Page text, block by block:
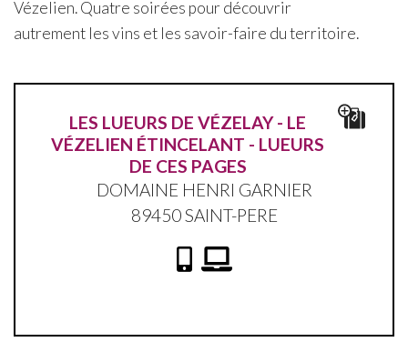
Vézelien. Quatre soirées pour découvrir
autrement les vins et les savoir-faire du territoire.
LES LUEURS DE VÉZELAY - LE
VÉZELIEN ÉTINCELANT - LUEURS
DE CES PAGES
DOMAINE HENRI GARNIER
89450 SAINT-PERE